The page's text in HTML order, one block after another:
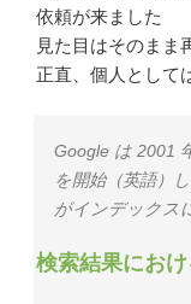
依頼が来ました
見た目はそのまま
正直、個人として
Google は 2001
を開始（英語）
がインデックス
検索結果にお